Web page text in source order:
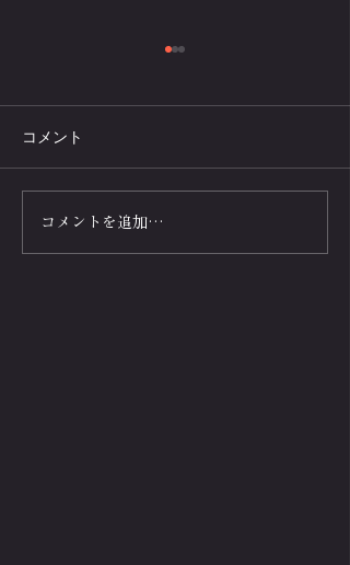
腕立て伏せで真に強くな
るには、下半身の強化が
コメント
コメントを追加…